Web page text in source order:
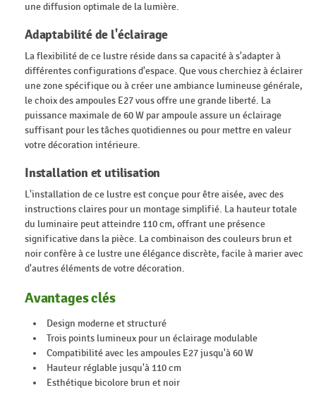
une diffusion optimale de la lumière.
Adaptabilité de l'éclairage
La flexibilité de ce lustre réside dans sa capacité à s'adapter à
différentes configurations d'espace. Que vous cherchiez à éclairer
une zone spécifique ou à créer une ambiance lumineuse générale,
le choix des ampoules E27 vous offre une grande liberté. La
puissance maximale de 60 W par ampoule assure un éclairage
suffisant pour les tâches quotidiennes ou pour mettre en valeur
votre décoration intérieure.
Installation et utilisation
L'installation de ce lustre est conçue pour être aisée, avec des
instructions claires pour un montage simplifié. La hauteur totale
du luminaire peut atteindre 110 cm, offrant une présence
significative dans la pièce. La combinaison des couleurs brun et
noir confère à ce lustre une élégance discrète, facile à marier avec
d'autres éléments de votre décoration.
Avantages clés
Design moderne et structuré
Trois points lumineux pour un éclairage modulable
Compatibilité avec les ampoules E27 jusqu'à 60 W
Hauteur réglable jusqu'à 110 cm
Esthétique bicolore brun et noir